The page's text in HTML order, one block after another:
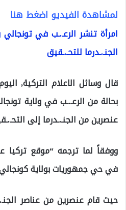
لمشاهدة الفيديو اضغط هنا
امرأة تنشر الرعـ.ـب في
الجنـ.ـدرما للتحـ.ـقيق
قال وسائل الاعلام التركية,
بحالة من الرعـ.ـب في ولاية
عنصرين من الجنـ.ـدرما إلى
ووفقاً لما ترجمه “موقع
في حي جمهوريات بولاية
حيث قام عنصرين من عناصر